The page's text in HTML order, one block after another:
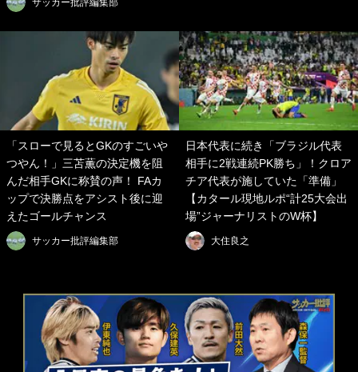
「スローで見るとGKのすごいや
つやん！」三苫薫の決定機を阻
んだ相手GKに称賛の声！ FAカ
ップで決勝点をアシスト後に迎
えたゴールチャンス
サッカー批評編集部
日本代表に続き「ブラジル代表
相手に2戦連続PK勝ち」！クロア
チア代表が施していた「準備」
【カタール現地ルポ“計25大会出
場”ジャーナリストのW杯】
大住良之